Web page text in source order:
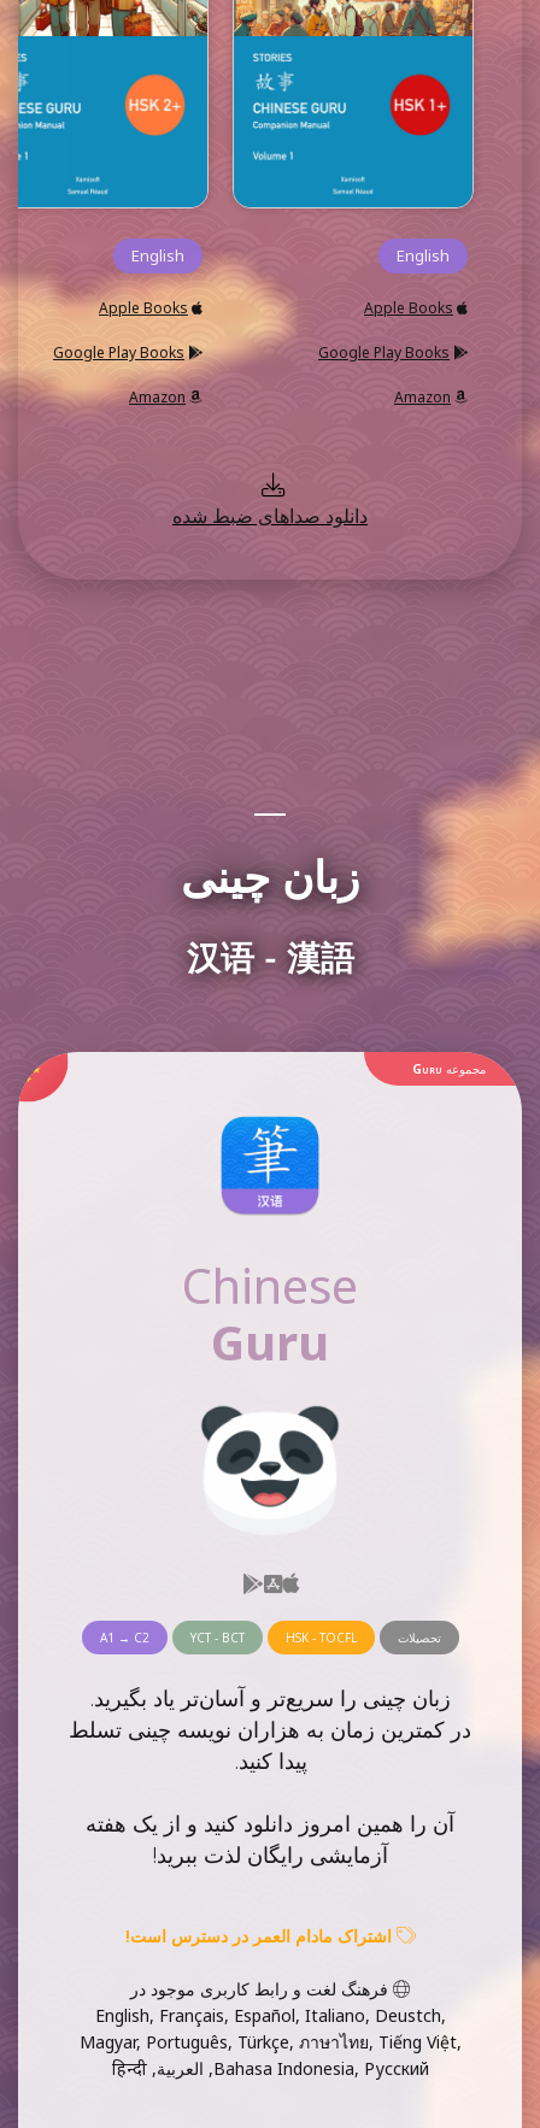
English
Apple Books
Google Play Books
Amazon
English
Apple Books
Google Play Books
Amazon
دانلود صداهای ضبط شده
زبان چینی
汉语 - 漢語
مجموعه Guru
Chinese
Guru
تحصیلات HSK - TOCFL
YCT - BCT
A1 → C2
زبان چینی را سریع‌تر و آسان‌تر یاد بگیرید.
در کمترین زمان به هزاران نویسه چینی تسلط
پیدا کنید.
آن را همین امروز دانلود کنید و از یک هفته
آزمایشی رایگان لذت ببرید!
اشتراک مادام العمر در دسترس است!
فرهنگ لغت و رابط کاربری موجود در
English, Français, Español, Italiano, Deustch,
Magyar, Português, Türkçe, ภาษาไทย, Tiếng Việt,
Bahasa Indonesia, Русский, العربية, हिन्दी